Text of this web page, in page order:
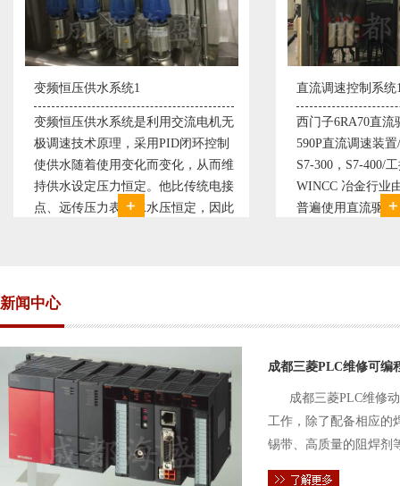
直流调速控制系统1
西门子6RA70直流驱动装置/欧陆
590P直流调速装置/可编程序控制器
S7-300，S7-400/工控机及组态软件
WINCC 冶金行业由于其控制复杂性
普遍使用直流驱动装置，图为我公司
塑料机械
典型的塑
丹佛斯变
仪表，
200， 工
Protool
新闻中心
成都三菱PLC维修可编
成都三菱PLC维修
工作，除了配备相应的
锡带、高质量的阻焊剂
件的电路及通信电缆。